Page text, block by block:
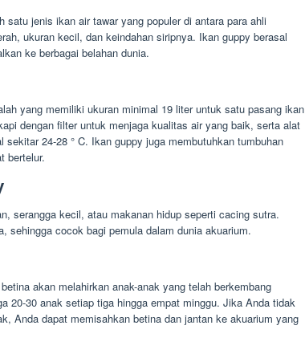
satu jenis ikan air tawar yang populer di antara para ahli
ukuran kecil, dan keindahan siripnya. Ikan guppy berasal
ke berbagai belahan dunia.
yang memiliki ukuran minimal 19 liter untuk satu pasang ikan
dengan filter untuk menjaga kualitas air yang baik, serta alat
24-28 ° C. Ikan guppy juga membutuhkan tumbuhan
bertelur.
serangga kecil, atau makanan hidup seperti cacing sutra.
sehingga cocok bagi pemula dalam dunia akuarium.
akan melahirkan anak-anak yang telah berkembang
20-30 anak setiap tiga hingga empat minggu. Jika Anda tidak
Anda dapat memisahkan betina dan jantan ke akuarium yang